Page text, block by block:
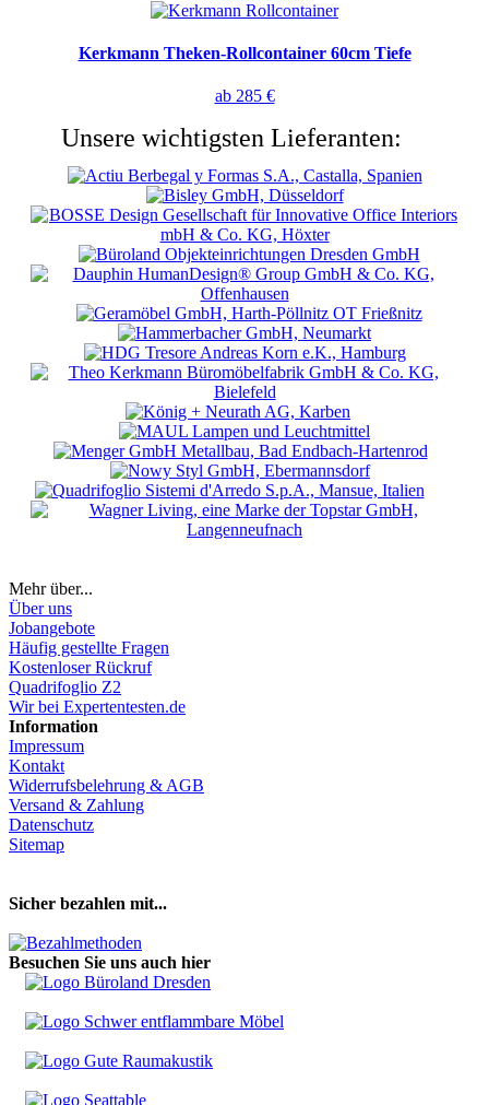
Kerkmann Theken-Rollcontainer 60cm Tiefe
ab 285 €
Unsere wichtigsten Lieferanten:
Mehr über...
Über uns
Jobangebote
Häufig gestellte Fragen
Kostenloser Rückruf
Quadrifoglio Z2
Wir bei Expertentesten.de
Information
Impressum
Kontakt
Widerrufsbelehrung & AGB
Versand & Zahlung
Datenschutz
Sitemap
Sicher bezahlen mit...
Besuchen Sie uns auch hier